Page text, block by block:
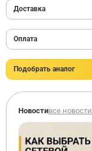
Доставка
Оплата
Подобрать аналог
Новостивсе новости